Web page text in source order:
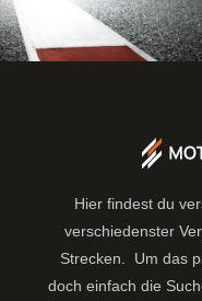
Hier findest du
verschiedenster
Strecken. Um das
doch einfach die